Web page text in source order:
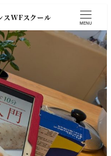
スWFスクール
MENU